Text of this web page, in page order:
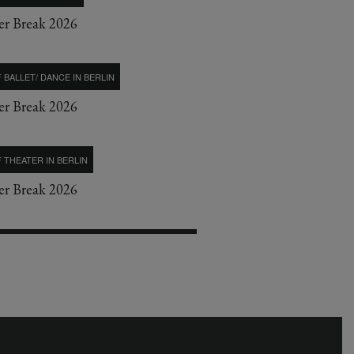
Break 2026
BALLET/ DANCE IN BERLIN
Break 2026
THEATER IN BERLIN
Break 2026